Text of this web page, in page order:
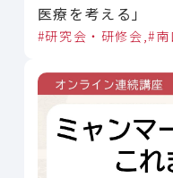
医療を考える」
研究会・研修会